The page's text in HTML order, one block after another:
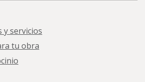
y servicios
tu obra